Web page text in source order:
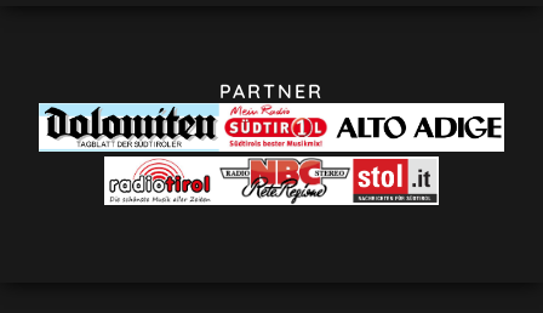
PARTNER